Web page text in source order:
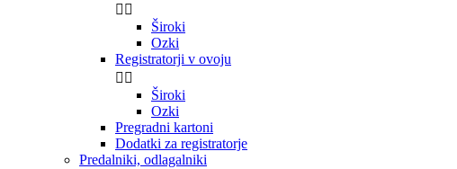
 
Široki
Ozki
Registratorji v ovoju
 
Široki
Ozki
Pregradni kartoni
Dodatki za registratorje
Predalniki, odlagalniki